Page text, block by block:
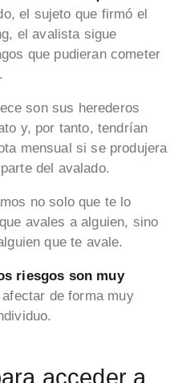
el sujeto que firmó el
el avalista sigue
que pudieran cometer
son sus herederos
y, por tanto, tendrían
mensual si se produjera
del avalado.
no solo que te lo
avales a alguien, sino
que te avale.
riesgos son muy
de forma muy
acceder a